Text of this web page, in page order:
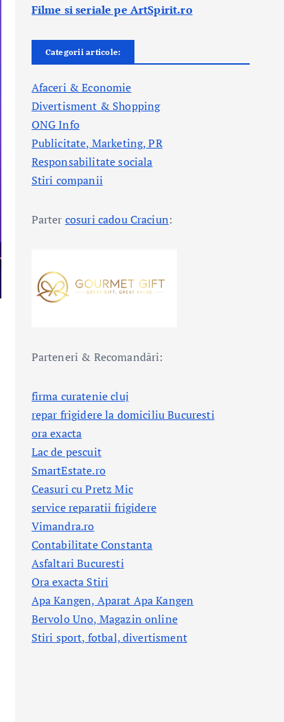
Filme si seriale pe ArtSpirit.ro
Categorii articole:
Afaceri & Economie
Divertisment & Shopping
ONG Info
Publicitate, Marketing, PR
Responsabilitate sociala
Stiri companii
Parter cosuri cadou Craciun:
Parteneri & Recomandări:
firma curatenie cluj
repar frigidere la domiciliu Bucuresti
ora exacta
Lac de pescuit
SmartEstate.ro
Ceasuri cu Pretz Mic
service reparatii frigidere
Vimandra.ro
Contabilitate Constanta
Asfaltari Bucuresti
Ora exacta Stiri
Apa Kangen, Aparat Apa Kangen
Bervolo Uno, Magazin online
Stiri sport, fotbal,divertisment